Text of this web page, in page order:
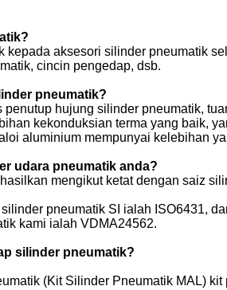
kepada aksesori silinder pneumatik
cincin pengedap, dsb.
pneumatik?
penutup hujung silinder pneumatik,
kekonduksian terma yang baik,
aluminium mempunyai kelebihan
udara pneumatik anda?
mengikut ketat dengan saiz
pneumatik SI ialah ISO6431,
kami ialah VDMA24562.
silinder pneumatik?
(Kit Silinder Pneumatik MAL)